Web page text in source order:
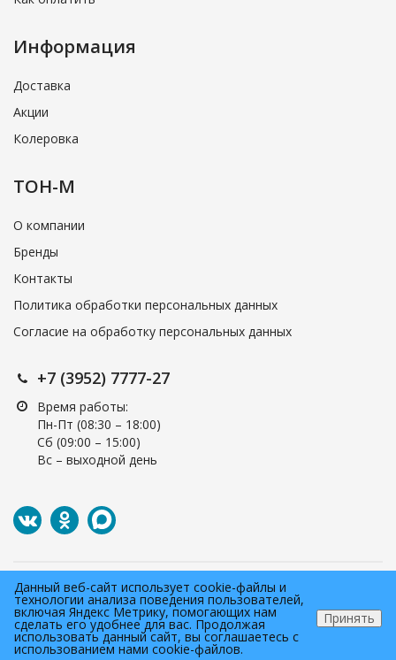
Информация
Доставка
Акции
Колеровка
ТОН-М
О компании
Бренды
Контакты
Политика обработки персональных данных
Согласие на обработку персональных данных
+7 (3952) 7777-27
Время работы:
Пн-Пт (08:30 – 18:00)
Cб (09:00 – 15:00)
Вс – выходной день
2005-2026 © ООО ТСК «ТОН-М».
Все права защищены.
Данный веб-сайт использует cookie-файлы и
технологии анализа поведения пользователей,
включая Яндекс Метрику, помогающих нам
сделать его удобнее для вас. Продолжая
использовать данный сайт, вы соглашаетесь с
использованием нами cookie-файлов.
Принять